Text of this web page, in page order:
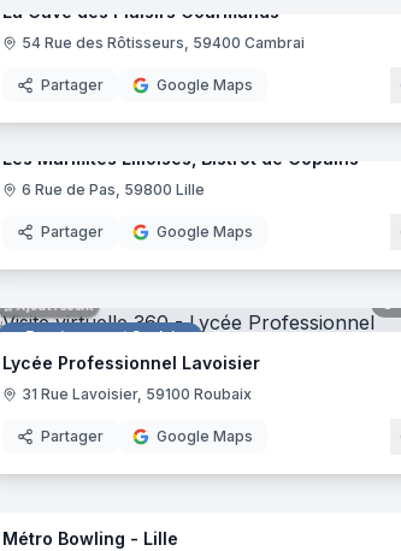
Caviste
La Cave des Plaisirs Gourmands
54 Rue des Rôtisseurs, 59400 Cambrai
Partager Google Maps
Restaurant
Les Marmites Lilloises, Bistrot de Copains
6 Rue de Pas, 59800 Lille
Partager Google Maps
Enseignement Scolaire
Ajout récent
Lycée Professionnel Lavoisier
31 Rue Lavoisier, 59100 Roubaix
Partager Google Maps
Bowling
Métro Bowling - Lille